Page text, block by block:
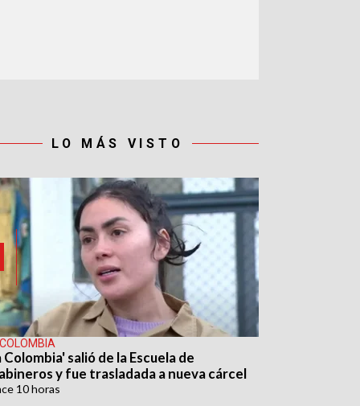
LO MÁS VISTO
Colombia' salió de la Escuela de
y fue trasladada a nueva cárcel
10 horas